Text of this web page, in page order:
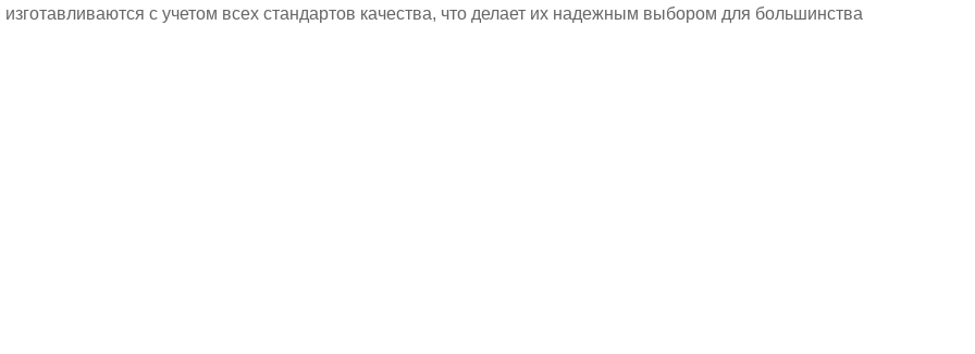
с учетом всех стандартов качества, что делает их надежным выбором для большинства